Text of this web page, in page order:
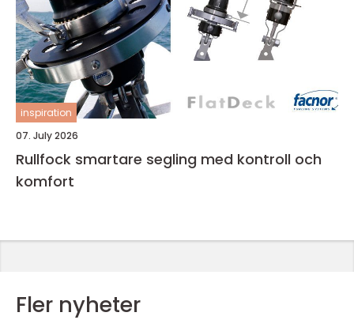
inspiration
07. July 2026
Rullfock smartare segling med kontroll och
komfort
Fler nyheter